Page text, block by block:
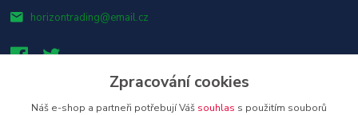
horizontrading@email.cz
Zpracování cookies
Náš e-shop a partneři potřebují Váš souhlas s použitím souborů